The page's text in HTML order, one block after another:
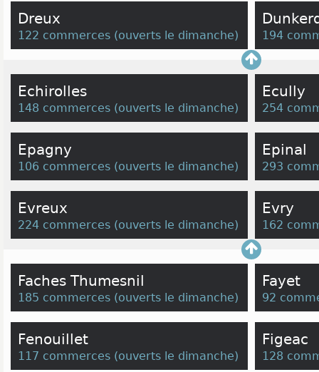
Dreux
122 commerces (ouverts le dimanche) 194
Echirolles
148 commerces (ouverts le dimanche)
Ecully
254
Epagny
106 commerces (ouverts le dimanche)
Epinal
293
Evreux
224 commerces (ouverts le dimanche)
Evry
162
Faches Thumesnil
185 commerces (ouverts le dimanche)
Fayet
92
Fenouillet
117 commerces (ouverts le dimanche)
Figeac
128